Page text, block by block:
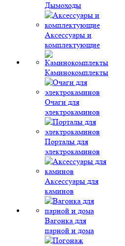
Дымоходы
Аксессуары и
комплектующие
Каминокомплекты
Очаги для
электрокаминов
Порталы для
электрокаминов
Аксессуары для
каминов
Вагонка для
парной и дома